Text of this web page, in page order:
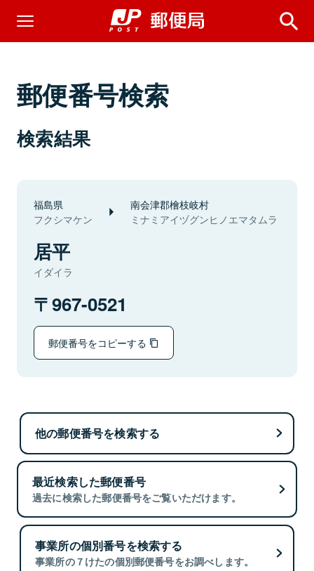
郵便番号検索
検索結果
福島県
フクシマケン
南会津郡檜枝岐村
ミナミアイヅグンヒノエマタムラ
居平
イダイラ
967-0521
郵便番号をコピーする
他の郵便番号を検索する
最近検索した郵便番号
過去に検索した郵便番号をご覧いただけます。
事業所の個別番号を検索する
事業所の７けたの個別郵便番号をお調べします。